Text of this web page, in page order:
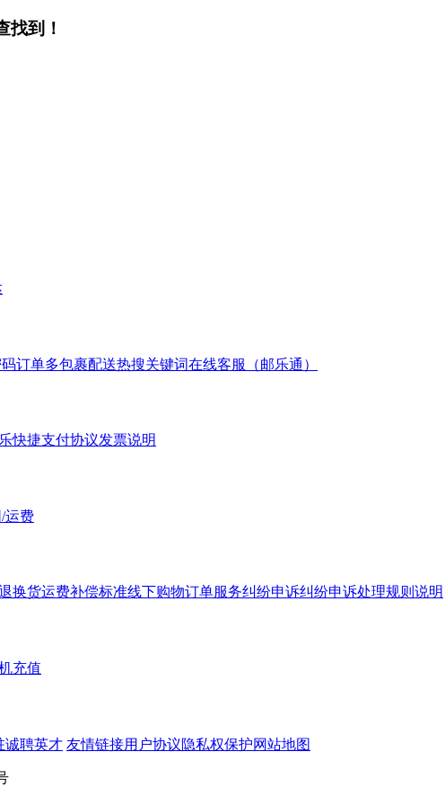
找到！
订单多包裹配送热搜关键词在线客服（邮乐通）
快捷支付协议发票说明
运费
换货运费补偿标准线下购物订单服务纠纷申诉纠纷申诉处理规则说明
充值
诚聘英才 友情链接用户协议隐私权保护网站地图